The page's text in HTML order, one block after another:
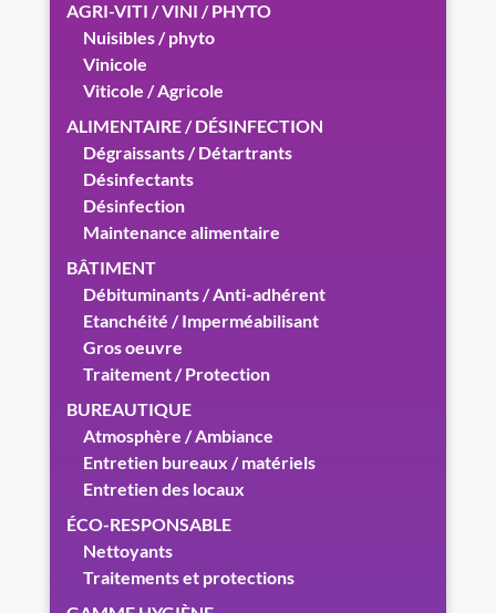
AGRI-VITI / VINI / PHYTO
Nuisibles / phyto
Vinicole
Viticole / Agricole
ALIMENTAIRE / DÉSINFECTION
Dégraissants / Détartrants
Désinfectants
Désinfection
Maintenance alimentaire
BÂTIMENT
Débituminants / Anti-adhérent
Etanchéité / Imperméabilisant
Gros oeuvre
Traitement / Protection
BUREAUTIQUE
Atmosphère / Ambiance
Entretien bureaux / matériels
Entretien des locaux
ÉCO-RESPONSABLE
Nettoyants
Traitements et protections